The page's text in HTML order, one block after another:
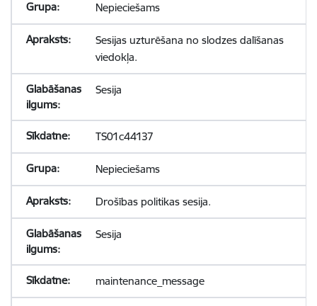
Nepieciešams
Sesijas uzturēšana no slodzes dalīšanas
viedokļa.
Sesija
TS01c44137
Nepieciešams
Drošības politikas sesija.
Sesija
maintenance_message